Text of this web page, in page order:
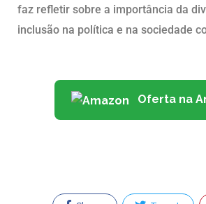
faz refletir sobre a importância da
inclusão na política e na sociedade
Oferta na